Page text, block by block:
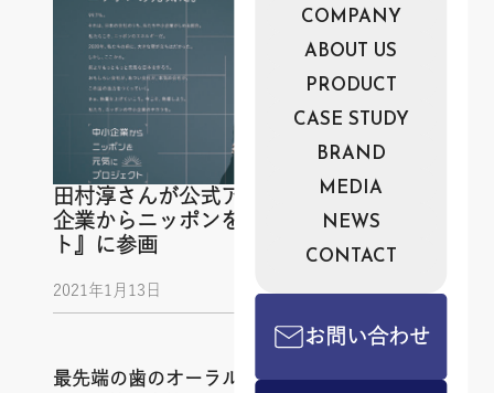
COMPANY
ABOUT US
PRODUCT
CASE STUDY
BRAND
MEDIA
NEWS
CONTACT
お問い合わせ
田村淳さんが公式アンバサダーの『中小
企業からニッポンを元気にプロジェク
ト』に参画
2021年1月13日
最先端の歯のオーラルケア製品サービスを展